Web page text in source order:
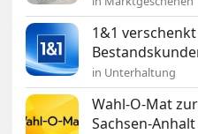
1&1
in Unterhaltung
Wahl-O-Mat
Sachsen-